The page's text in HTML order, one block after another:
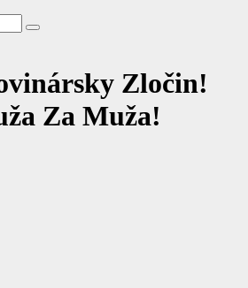
Zločin!
Za Muža!